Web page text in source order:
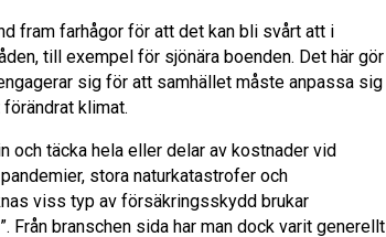
fram farhågor för att det kan bli svårt att i
till exempel för sjönära boenden. Det här gör
sig för att samhället måste anpassa sig
klimat.
och täcka hela eller delar av kostnader vid
stora naturkatastrofer och
viss typ av försäkringsskydd brukar
Från branschen sida har man dock varit generellt